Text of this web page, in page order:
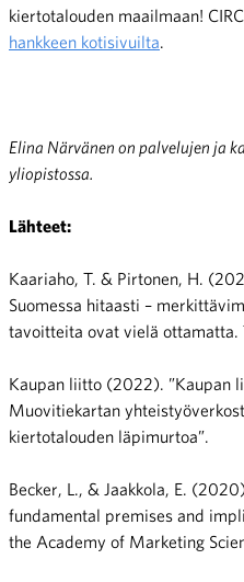
kiertotalouden maailmaan!
hankkeen kotisivuilta
Elina Närvänen on palvelujen ja
yliopistossa.
Lähteet:
Kaariaho, T. & Pirtonen, H.
Suomessa hitaasti –
tavoitteita ovat vielä ottamatta.
Kaupan liitto (2022). ”Kaupan
Muovitiekartan
kiertotalouden läpimurtoa”.
Becker, L., & Jaakkola, E.
fundamental premises and
the Academy of Marketing